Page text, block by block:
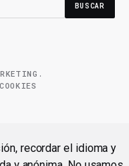
BUSCAR
COOKIES
recordar el idioma y